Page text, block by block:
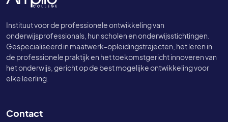
Instituut voor de professionele ontwikkeling van
onderwijsprofessionals, hun scholen en onderwijsstichtingen.
Gespecialiseerd in maatwerk-opleidingstrajecten, het leren in
de professionele praktijk en het toekomstgericht innoveren van
het onderwijs, gericht op de best mogelijke ontwikkeling voor
elke leerling.
Contact